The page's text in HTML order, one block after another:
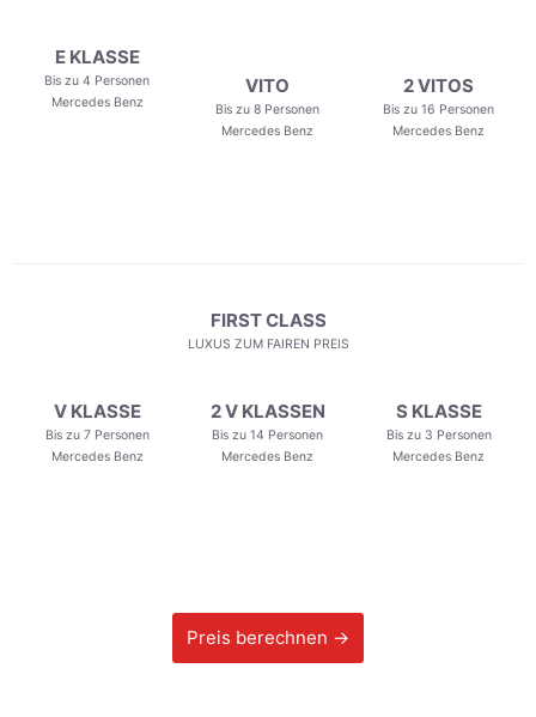
E KLASSE
Bis zu 4 Personen
Mercedes Benz
VITO
Bis zu 8 Personen
Mercedes Benz
2 VITOS
Bis zu 16 Personen
Mercedes Benz
FIRST CLASS
LUXUS ZUM FAIREN PREIS
V KLASSE
Bis zu 7 Personen
Mercedes Benz
2 V KLASSEN
Bis zu 14 Personen
Mercedes Benz
S KLASSE
Bis zu 3 Personen
Mercedes Benz
Preis berechnen →